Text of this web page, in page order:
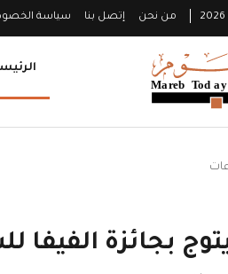
من نحن إتصل بنا سياسة
بجائزة الفيفا